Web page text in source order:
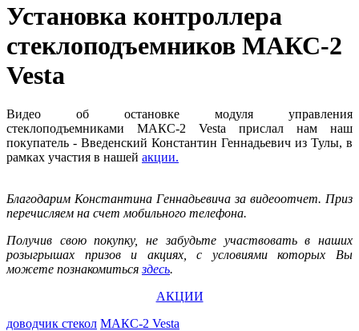
Установка контроллера
стеклоподъемников МАКС-2
Vesta
Видео об остановке модуля управления
стеклоподъемниками МАКС-2 Vesta прислал нам наш
покупатель - Введенский Константин Геннадьевич из Тулы, в
рамках участия в нашей акции.
Благодарим Константина Геннадьевича за видеоотчет. Приз
перечисляем на счет мобильного телефона.
Получив свою покупку, не забудьте участвовать в наших
розыгрышах призов и акциях, с условиями которых Вы
можете познакомитьсяздесь.
АКЦИИ
доводчик стекол МАКС-2 Vesta